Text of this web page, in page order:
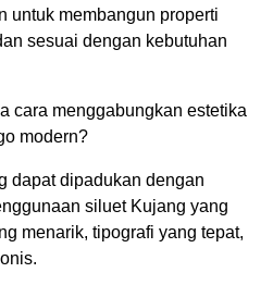
untuk membangun properti
sesuai dengan kebutuhan
cara menggabungkan estetika
modern?
dapat dipadukan dengan
siluet Kujang yang
menarik, tipografi yang tepat,